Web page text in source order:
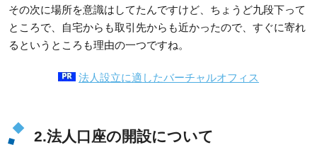
その次に場所を意識はしてたんですけど、ちょうど九段下って
ところで、自宅からも取引先からも近かったので、すぐに寄れ
るというところも理由の一つですね。
法人設立に適したバーチャルオフィス
2.法人口座の開設について